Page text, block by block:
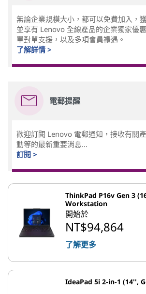
無論企業規模大小，都可以免費加入，
並享有 Lenovo 全線產品的企業獨家優
單對單支援，以及多項會員禮遇。
了解詳情 >
電郵提醒
歡迎訂閱 Lenovo 電郵通知，接收有關
動等的最新重要消息...
訂閱 >
ThinkPad P16v Gen 3
Workstation
開始於
NT$94,864
了解更多
IdeaPad 5i 2-in-1 (14'',